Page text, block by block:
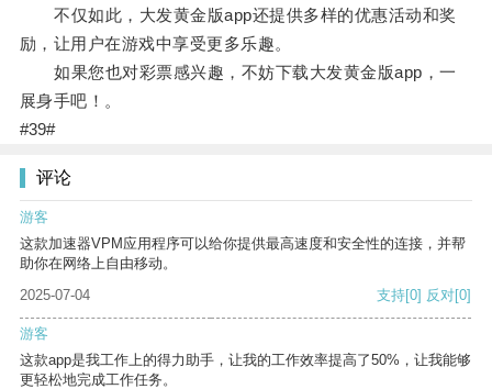
不仅如此，大发黄金版app还提供多样的优惠活动和奖
励，让用户在游戏中享受更多乐趣。
如果您也对彩票感兴趣，不妨下载大发黄金版app，一
展身手吧！。
#39#
评论
游客
这款加速器VPM应用程序可以给你提供最高速度和安全性的连接，并帮
助你在网络上自由移动。
2025-07-04
支持[0] 反对[0]
游客
这款app是我工作上的得力助手，让我的工作效率提高了50%，让我能够
更轻松地完成工作任务。